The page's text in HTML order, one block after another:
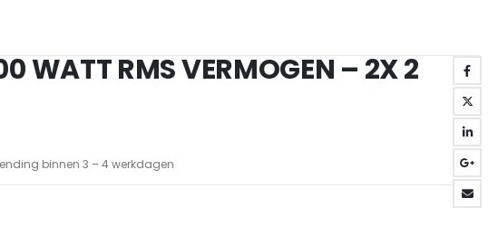
WATT RMS VERMOGEN – 2X 2
binnen 3 – 4 werkdagen